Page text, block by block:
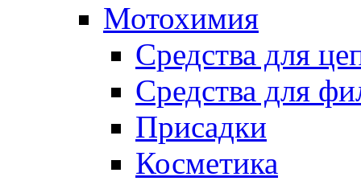
Мотохимия
Средства для
Средства для
Присадки
Косметика